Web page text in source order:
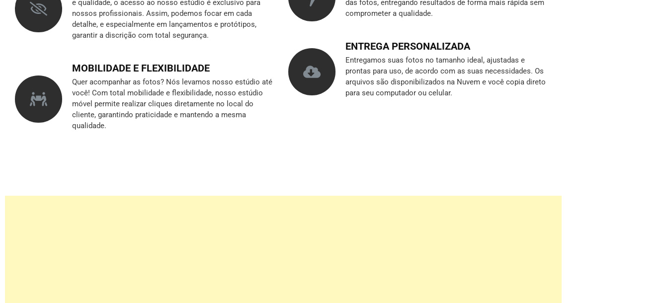
e qualidade, o acesso ao nosso estúdio é exclusivo para
nossos profissionais. Assim, podemos focar em cada
detalhe, e especialmente em lançamentos e protótipos,
garantir a discrição com total segurança.
MOBILIDADE E FLEXIBILIDADE
Quer acompanhar as fotos? Nós levamos nosso estúdio até
você! Com total mobilidade e flexibilidade, nosso estúdio
móvel permite realizar cliques diretamente no local do
cliente, garantindo praticidade e mantendo a mesma
qualidade.
das fotos, entregando resultados de forma mais rápida sem
comprometer a qualidade.
ENTREGA PERSONALIZADA
Entregamos suas fotos no tamanho ideal, ajustadas e
prontas para uso, de acordo com as suas necessidades. Os
arquivos são disponibilizados na Nuvem e você copia direto
para seu computador ou celular.